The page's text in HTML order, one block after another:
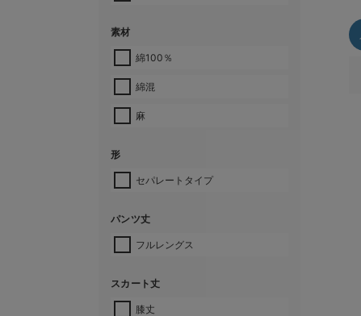
素材
綿100％
綿混
麻
形
セパレートタイプ
パンツ丈
フルレングス
スカート丈
膝丈